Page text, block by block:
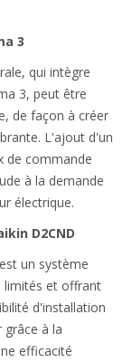
3
qui intègre
3, peut être
de façon à créer
L'ajout d'un
de commande
à la demande
électrique.
D2CND
un système
limités et offrant
d'installation
à la
efficacité